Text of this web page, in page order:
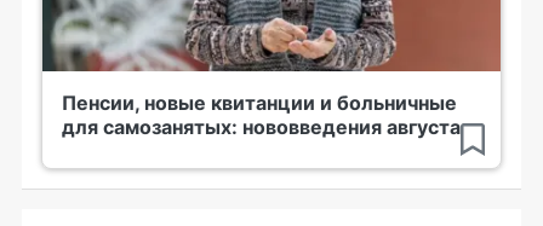
Пенсии, новые квитанции и больничные
для самозанятых: нововведения августа